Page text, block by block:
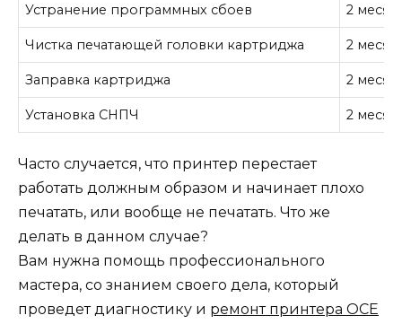
Устранение программных сбоев 2
Чистка печатающей головки картриджа 2
Заправка картриджа 2
Установка СНПЧ 2
Часто случается, что принтер перестает
работать должным образом и начинает плохо
печатать, или вообще не печатать. Что же
делать в данном случае?
Вам нужна помощь профессионального
мастера, со знанием своего дела, который
проведет диагностику и ремонт принтера OCE